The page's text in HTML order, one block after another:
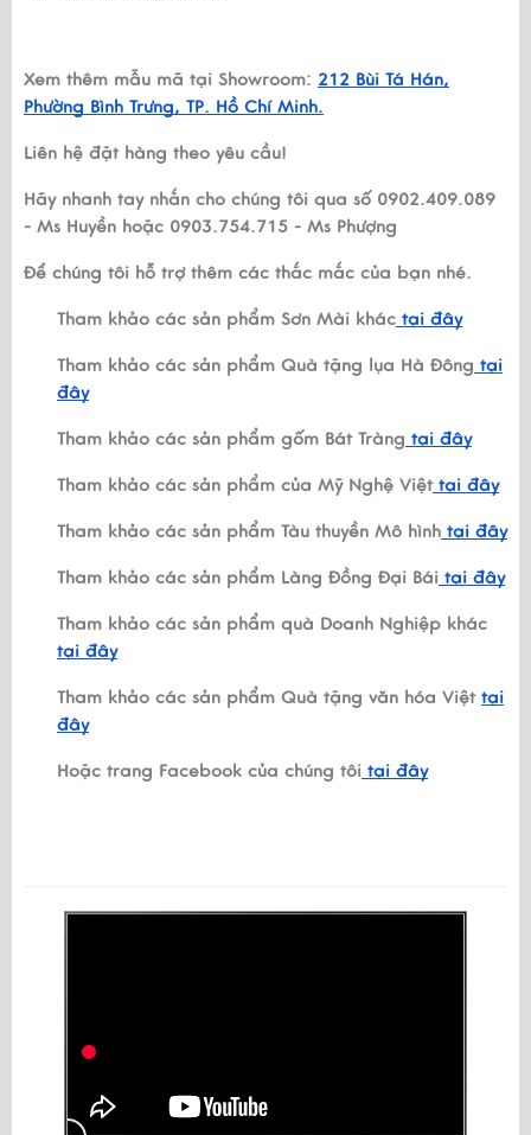
Xem thêm mẫu mã tại Showroom: 212 Bùi Tá Hán,
Phường Bình Trưng, TP. Hồ Chí Minh.
Liên hệ đặt hàng theo yêu cầu!
Hãy nhanh tay nhắn cho chúng tôi qua số 0902.409.089
- Ms Huyền hoặc 0903.754.715 - Ms Phượng
Để chúng tôi hỗ trợ thêm các thắc mắc của bạn nhé.
Tham khảo các sản phẩm Sơn Mài khác tại đây
Tham khảo các sản phẩm Quà tặng lụa Hà Đông tại
đây
Tham khảo các sản phẩm gốm Bát Tràng tại đây
Tham khảo các sản phẩm của Mỹ Nghệ Việttại đây
Tham khảo các sản phẩm Tàu thuyền Mô hình tại đây
Tham khảo các sản phẩm Làng Đồng Đại Bái tại đây
Tham khảo các sản phẩm quà Doanh Nghiệp khác
tại đây
Tham khảo các sản phẩm Quà tặng văn hóa Việt tại
đây
Hoặc trang Facebook của chúng tôi tại đây